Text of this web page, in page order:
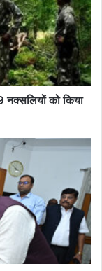
नक्सलियों को किया